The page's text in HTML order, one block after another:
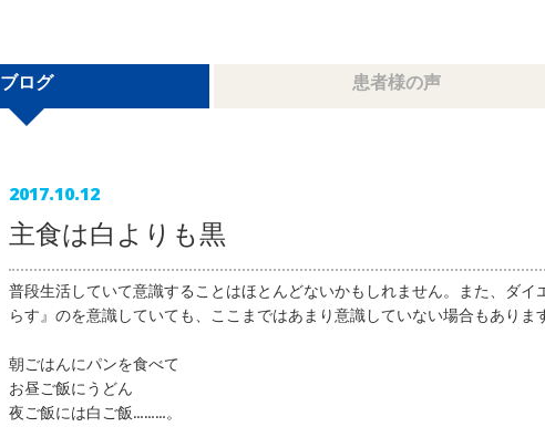
ブログ 患者様の声
2017.10.12
主食は白よりも黒
普段生活していて意識することはほとんどないかもしれません。また、ダ
らす』のを意識していても、ここまではあまり意識していない場合もありま
朝ごはんにパンを食べて
お昼ご飯にうどん
夜ご飯には白ご飯………。